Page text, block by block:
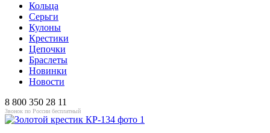
Кольца
Серьги
Кулоны
Крестики
Цепочки
Браслеты
Новинки
Новости
8 800 350 28 11
Звонок по России бесплатный